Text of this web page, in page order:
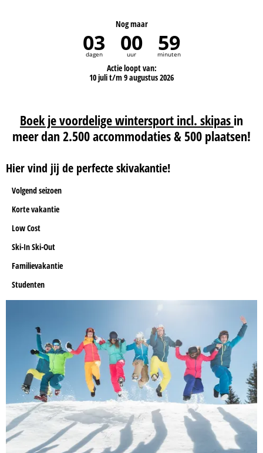
Nog maar
03
dagen 00
uur 59
minuten
Actie loopt van:
10 juli t/m 9 augustus 2026
Boek je voordelige wintersport incl. skipas in
meer dan 2.500 accommodaties & 500 plaatsen!
Hier vind jij de perfecte skivakantie!
Volgend seizoen
Korte vakantie
Low Cost
Ski-In Ski-Out
Familievakantie
Studenten